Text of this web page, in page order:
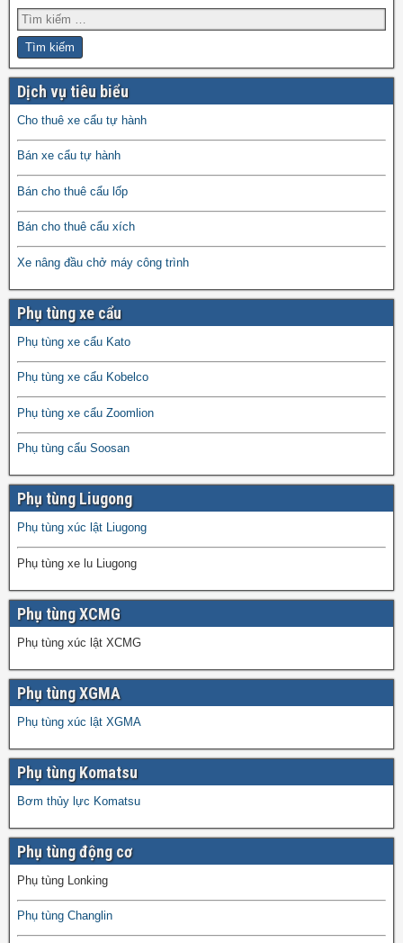
Dịch vụ tiêu biểu
Cho thuê xe cẩu tự hành
Bán xe cẩu tự hành
Bán cho thuê cẩu lốp
Bán cho thuê cẩu xích
Xe nâng đầu chở máy công trình
Phụ tùng xe cẩu
Phụ tùng xe cẩu Kato
Phụ tùng xe cẩu Kobelco
Phụ tùng xe cẩu Zoomlion
Phụ tùng cẩu Soosan
Phụ tùng Liugong
Phụ tùng xúc lật Liugong
Phụ tùng xe lu Liugong
Phụ tùng XCMG
Phụ tùng xúc lật XCMG
Phụ tùng XGMA
Phụ tùng xúc lật XGMA
Phụ tùng Komatsu
Bơm thủy lực Komatsu
Phụ tùng động cơ
Phụ tùng Lonking
Phụ tùng Changlin